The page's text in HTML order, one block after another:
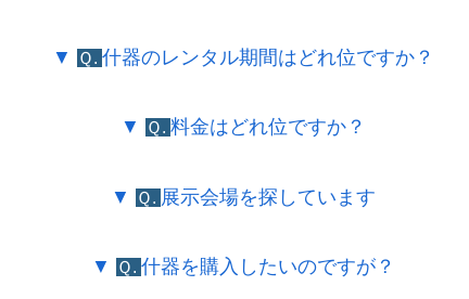
▼ Ｑ. 什器のレンタル期間はどれ位ですか？
▼ Ｑ. 料金はどれ位ですか？
▼ Ｑ. 展示会場を探しています
▼ Ｑ. 什器を購入したいのですが？